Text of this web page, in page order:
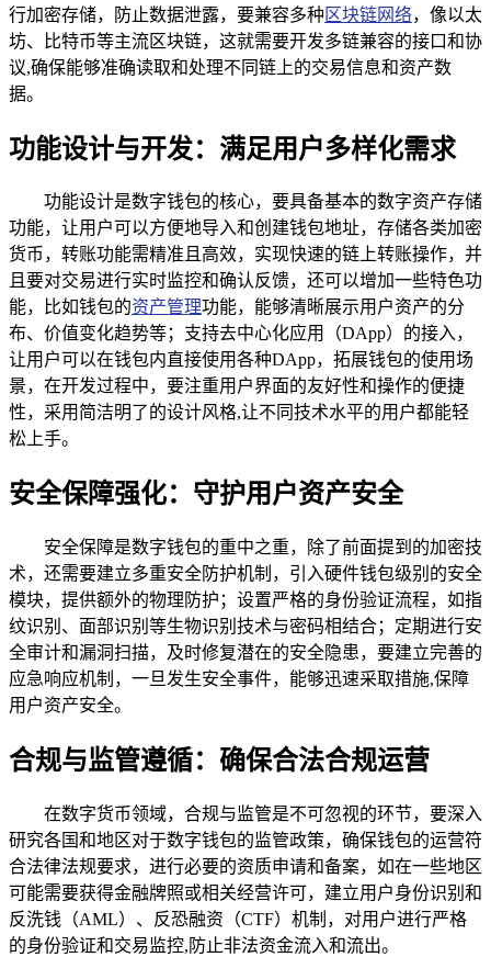
行加密存储，防止数据泄露，要兼容多种 区块链网络，像以太
坊、比特币等主流区块链，这就需要开发多链兼容的接口和协
议,确保能够准确读取和处理不同链上的交易信息和资产数
据。
功能设计与开发：满足用户多样化需求
功能设计是数字钱包的核心，要具备基本的数字资产存储
功能，让用户可以方便地导入和创建钱包地址，存储各类加密
货币，转账功能需精准且高效，实现快速的链上转账操作，并
且要对交易进行实时监控和确认反馈，还可以增加一些特色功
能，比如钱包的资产管理功能，能够清晰展示用户资产的分
布、价值变化趋势等；支持去中心化应用（DApp）的接入，
让用户可以在钱包内直接使用各种DApp，拓展钱包的使用场
景，在开发过程中，要注重用户界面的友好性和操作的便捷
性，采用简洁明了的设计风格,让不同技术水平的用户都能轻
松上手。
安全保障强化：守护用户资产安全
安全保障是数字钱包的重中之重，除了前面提到的加密技
术，还需要建立多重安全防护机制，引入硬件钱包级别的安全
模块，提供额外的物理防护；设置严格的身份验证流程，如指
纹识别、面部识别等生物识别技术与密码相结合；定期进行安
全审计和漏洞扫描，及时修复潜在的安全隐患，要建立完善的
应急响应机制，一旦发生安全事件，能够迅速采取措施,保障
用户资产安全。
合规与监管遵循：确保合法合规运营
在数字货币领域，合规与监管是不可忽视的环节，要深入
研究各国和地区对于数字钱包的监管政策，确保钱包的运营符
合法律法规要求，进行必要的资质申请和备案，如在一些地区
可能需要获得金融牌照或相关经营许可，建立用户身份识别和
反洗钱（AML）、反恐融资（CTF）机制，对用户进行严格
的身份验证和交易监控,防止非法资金流入和流出。